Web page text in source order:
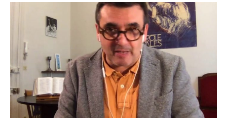
aujourd’hui
Méditation
pour
temps
de
confinement